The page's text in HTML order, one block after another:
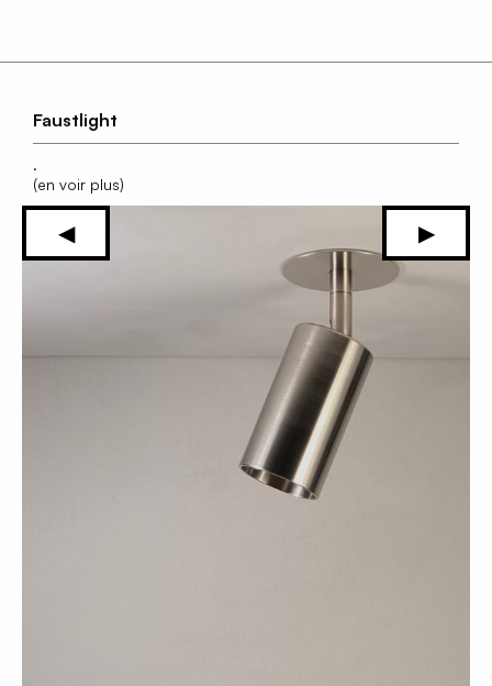
Faustlight
.
(en voir plus)